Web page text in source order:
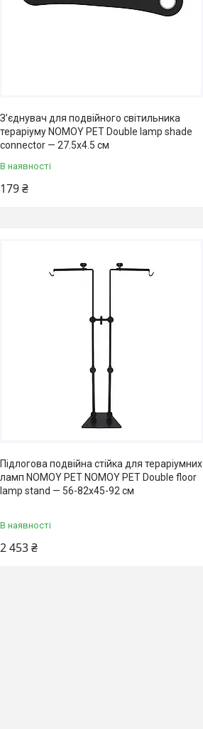
З’єднувач для подвійного світильника
тераріуму NOMOY PET Double lamp shade
connector — 27.5x4.5 см
В наявності
179 ₴
Підлогова подвійна стійка для тераріумних
ламп NOMOY PET NOMOY PET Double floor
lamp stand — 56-82x45-92 см
В наявності
2 453 ₴